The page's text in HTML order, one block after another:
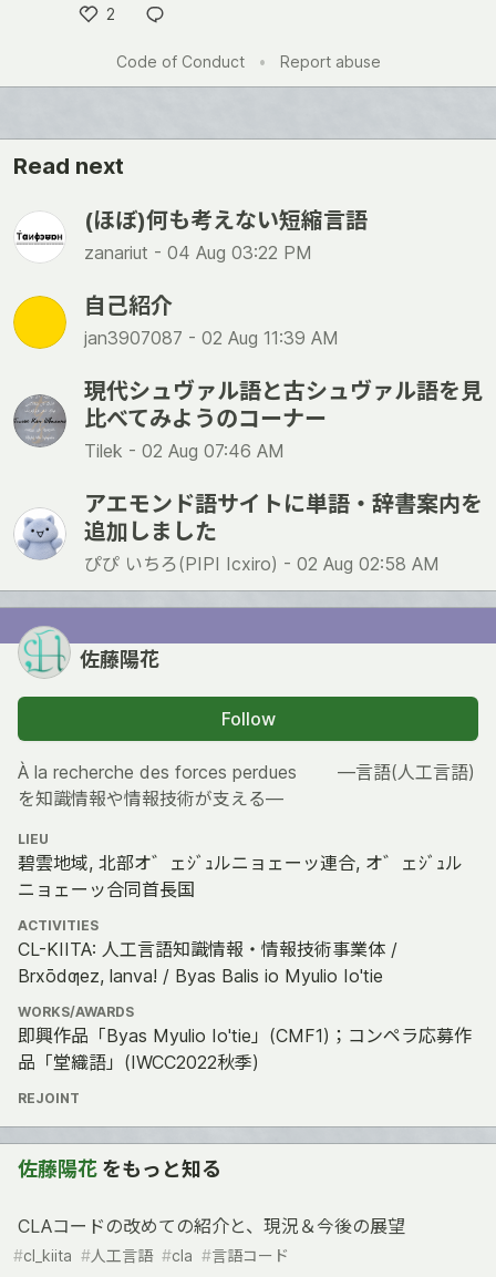
2
Code of Conduct
• Report abuse
Read next
(ほぼ)何も考えない短縮言語
zanariut - 04 Aug 03:22 PM
自己紹介
jan3907087 - 02 Aug 11:39 AM
現代シュヴァル語と古シュヴァル語を見
比べてみようのコーナー
Tilek - 02 Aug 07:46 AM
アエモンド語サイトに単語・辞書案内を
追加しました
ぴぴ いちろ(PIPI Icxiro) - 02 Aug 02:58 AM
佐藤陽花
Follow
À la recherche des forces perdues ―言語(人工言語)
を知識情報や情報技術が支える―
LIEU
碧雲地域, 北部オ゛ェｼﾞｭルニョェーッ連合, オ゛ェｼﾞｭル
ニョェーッ合同首長国
ACTIVITIES
CL-KIITA: 人工言語知識情報・情報技術事業体 /
Brxōdƣez, lanva! / Byas Balis io Myulio Io'tie
WORKS/AWARDS
即興作品「Byas Myulio Io'tie」(CMF1)；コンペラ応募作
品「堂織語」(IWCC2022秋季)
REJOINT
佐藤陽花 をもっと知る
CLAコードの改めての紹介と、現況＆今後の展望
#cl_kiita #人工言語 #cla #言語コード